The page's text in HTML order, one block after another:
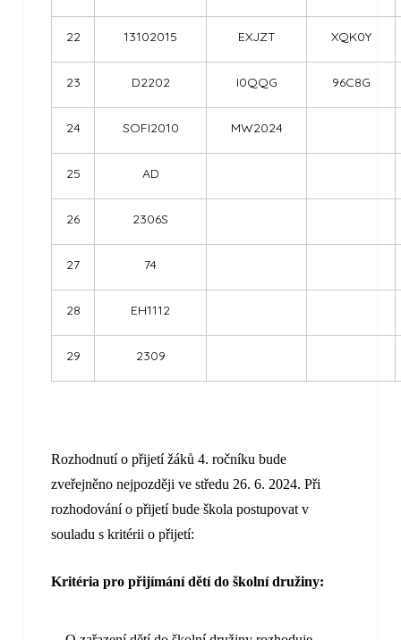
22 13102015 EXJZT XQK0Y
23 D2202 I0QQG 96C8G
24 SOFI2010 MW2024
25 AD
26 2306S
27 74
28 EH1112
29 2309
Rozhodnutí o přijetí žáků 4. ročníku bude
zveřejněno nejpozději ve středu 26. 6. 2024. Při
rozhodování o přijetí bude škola postupovat v
souladu s kritérii o přijetí:
Kritéria pro přijímání dětí do školní družiny: